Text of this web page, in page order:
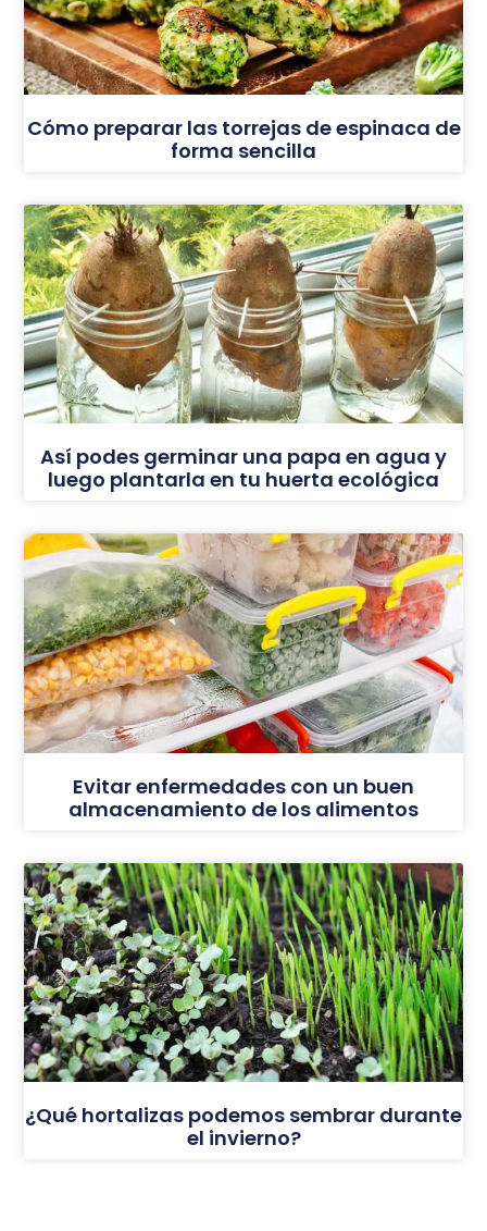
Cómo preparar las torrejas de espinaca de
forma sencilla
Así podes germinar una papa en agua y
luego plantarla en tu huerta ecológica
Evitar enfermedades con un buen
almacenamiento de los alimentos
¿Qué hortalizas podemos sembrar durante
el invierno?